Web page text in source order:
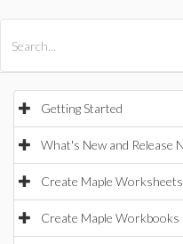
Getting Started
What's New and Release
Create Maple Worksheets
Create Maple Workbooks